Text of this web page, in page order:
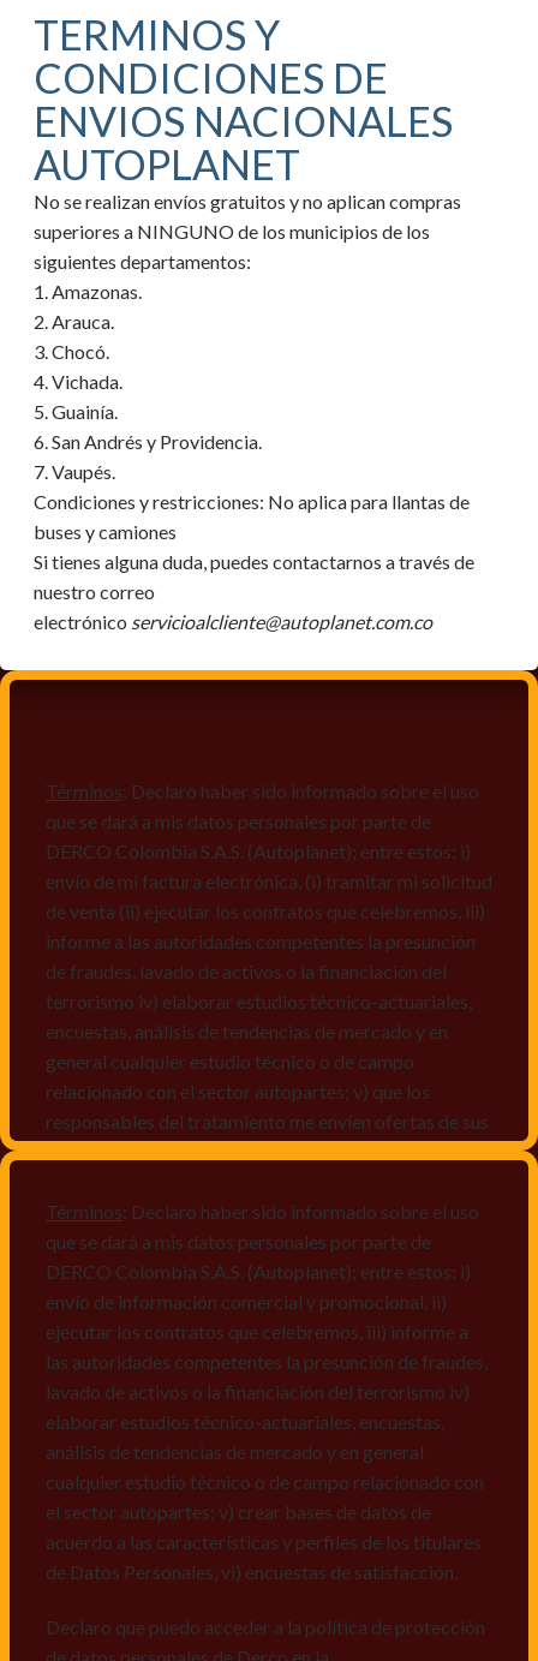
TERMINOS Y
CONDICIONES DE
ENVIOS NACIONALES
AUTOPLANET
No se realizan envíos gratuitos y no aplican compras
superiores a NINGUNO de los municipios de los
siguientes departamentos:
1. Amazonas.
2. Arauca.
3. Chocó.
4. Vichada.
5. Guainía.
6. San Andrés y Providencia.
7. Vaupés.
Condiciones y restricciones: No aplica para llantas de
buses y camiones
Si tienes alguna duda, puedes contactarnos a través de
nuestro correo
electrónico servicioalcliente@autoplanet.com.co
Términos: Declaro haber sido informado sobre el uso
que se dará a mis datos personales por parte de
DERCO Colombia S.A.S. (Autoplanet); entre estos: i)
envío de mi factura electrónica, (i) tramitar mi solicitud
de venta (ii) ejecutar los contratos que celebremos, iii)
informe a las autoridades competentes la presunción
de fraudes, lavado de activos o la financiación del
terrorismo iv) elaborar estudios técnico-actuariales,
encuestas, análisis de tendencias de mercado y en
general cualquier estudio técnico o de campo
relacionado con el sector autopartes; v) que los
responsables del tratamiento me envíen ofertas de sus
mismos, vi) crear bases de datos de acuerdo a las
características y perfiles de los titulares de Datos
Personales, v) encuestas de satisfacción, vi) reportes
recall.
Declaro que puedo acceder a la política de protección
de datos personales de Derco en la
direcciónwww.autoplanet.com.co, igualmente,
manifiesto que he sido informado sobre mis derechos
a conocer, actualizar, rectificar, suprimir, solicitar
prueba: i) de autorización y ii) finalidad, presentar
quejas y/o reclamos en canales de
atención: servicioalcliente@derco.com.coy en
responsables, para que efectúen el tratamiento de mis
Términos: Declaro haber sido informado sobre el uso
que se dará a mis datos personales por parte de
DERCO Colombia S.A.S. (Autoplanet); entre estos: i)
envío de información comercial y promocional, ii)
ejecutar los contratos que celebremos, iii) informe a
las autoridades competentes la presunción de fraudes,
lavado de activos o la financiación del terrorismo iv)
elaborar estudios técnico-actuariales, encuestas,
análisis de tendencias de mercado y en general
cualquier estudio técnico o de campo relacionado con
el sector autopartes; v) crear bases de datos de
acuerdo a las características y perfiles de los titulares
de Datos Personales, vi) encuestas de satisfacción.
Declaro que puedo acceder a la política de protección